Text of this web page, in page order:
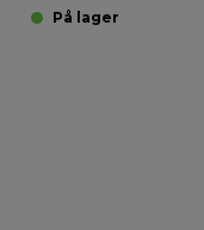
På lager